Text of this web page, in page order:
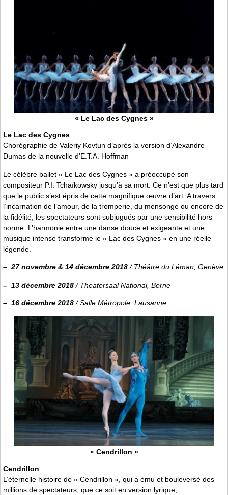
« Le Lac des Cygnes »
Le Lac des Cygnes
Chorégraphie de Valeriy Kovtun d’après la version d’Alexandre
Dumas de la nouvelle d’E.T.A. Hoffman
Le célèbre ballet « Le Lac des Cygnes » a préoccupé son
compositeur P.I. Tchaïkowsky jusqu’à sa mort. Ce n’est que plus tard
que le public s’est épris de cette magnifique œuvre d’art. A travers
l’incarnation de l’amour, de la tromperie, du mensonge ou encore de
la fidélité, les spectateurs sont subjugués par une sensibilité hors
norme. L’harmonie entre une danse douce et exigeante et une
musique intense transforme le « Lac des Cygnes » en une réelle
légende.
– 27 novembre & 14 décembre 2018/ Théâtre du Léman, Genève
– 13 décembre 2018 / Theatersaal National, Berne
– 16 décembre 2018 / Salle Métropole, Lausanne
« Cendrillon »
Cendrillon
L’éternelle histoire de « Cendrillon », qui a ému et bouleversé des
millions de spectateurs, que ce soit en version lyrique,